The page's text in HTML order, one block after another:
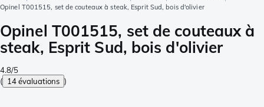
Opinel T001515, set de couteaux à steak, Esprit Sud, bois d'olivier
Opinel T001515, set de couteaux à
steak, Esprit Sud, bois d'olivier
4.8/5
( 14 évaluations )